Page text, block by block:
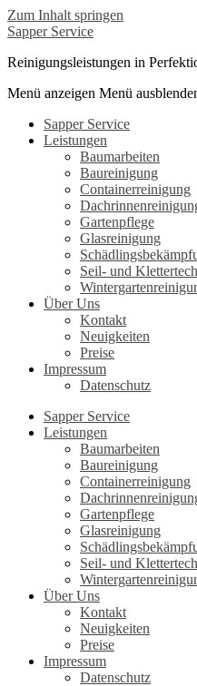
Zum Inhalt springen
Sapper Service
Reinigungsleistungen in
Menü anzeigen Menü
Sapper Service
Leistungen
Baumarbeiten
Baureinigung
Containerreinigung
Gartenpflege
Glasreinigung
Seil- und
Über Uns
Kontakt
Neuigkeiten
Preise
Impressum
Datenschutz
Sapper Service
Leistungen
Baumarbeiten
Baureinigung
Containerreinigung
Gartenpflege
Glasreinigung
Seil- und
Über Uns
Kontakt
Neuigkeiten
Preise
Impressum
Datenschutz